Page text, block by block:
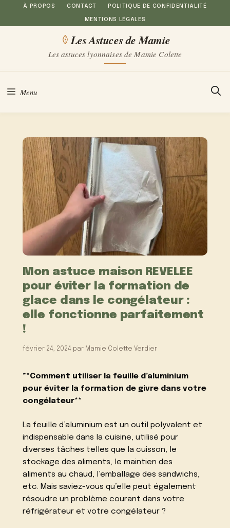
Aller
au
À PROPOS CONTACT POLITIQUE DE CONFIDENTIALITÉ
MENTIONS LÉGALES
Les Astuces de Mamie
Les astuces lyonnaises de Mamie Colette
Menu
Mon astuce maison REVELEE
pour éviter la formation de
glace dans le congélateur :
elle fonctionne parfaitement
!
février 24, 2024 par Mamie Colette Verdier
**Comment utiliser la feuille d’aluminium
pour éviter la formation de givre dans votre
congélateur**
La feuille d’aluminium est un outil polyvalent et
indispensable dans la cuisine, utilisé pour
diverses tâches telles que la cuisson, le
stockage des aliments, le maintien des
aliments au chaud, l’emballage des sandwichs,
etc. Mais saviez-vous qu’elle peut également
résoudre un problème courant dans votre
réfrigérateur et votre congélateur ?